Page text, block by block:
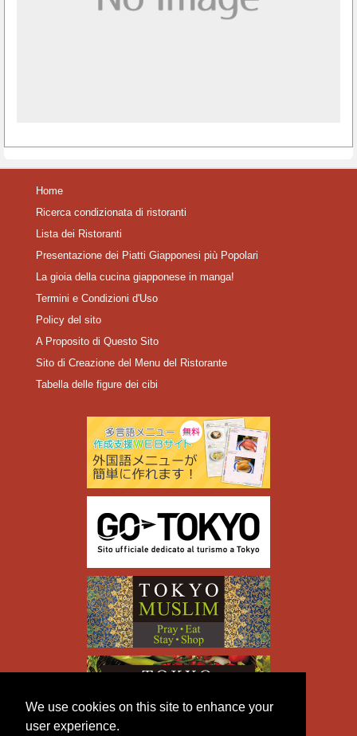
We use cookies on this site to enhance your
user experience.
Home
Ricerca condizionata di ristoranti
Lista dei Ristoranti
Presentazione dei Piatti Giapponesi più Popolari
La gioia della cucina giapponese in manga!
Termini e Condizioni d'Uso
Policy del sito
A Proposito di Questo Sito
Sito di Creazione del Menu del Ristorante
Tabella delle figure dei cibi